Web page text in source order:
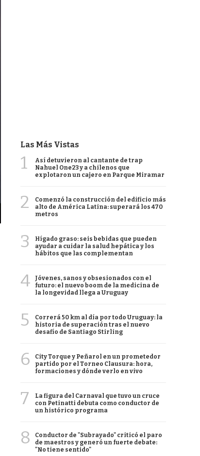
Las Más Vistas
1
Así detuvieron al cantante de trap
Nahuel One23 y a chilenos que
explotaron un cajero en Parque Miramar
2
Comenzó la construcción del edificio más
alto de América Latina: superará los 470
metros
3
Hígado graso: seis bebidas que pueden
ayudar a cuidar la salud hepática y los
hábitos que las complementan
4
Jóvenes, sanos y obsesionados con el
futuro: el nuevo boom de la medicina de
la longevidad llega a Uruguay
5
Correrá 50 km al día por todo Uruguay: la
historia de superación tras el nuevo
desafío de Santiago Stirling
6
City Torque y Peñarol en un prometedor
partido por el Torneo Clausura: hora,
formaciones y dónde verlo en vivo
7
La figura del Carnaval que tuvo un cruce
con Petinatti debuta como conductor de
un histórico programa
8
Conductor de "Subrayado" criticó el paro
de maestros y generó un fuerte debate:
"No tiene sentido"